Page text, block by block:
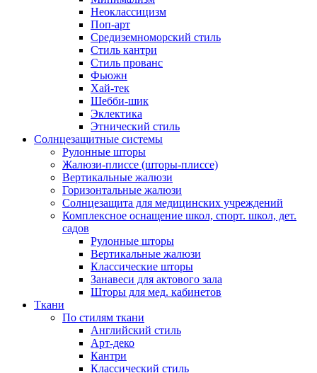
Неоклассицизм
Поп-арт
Средиземноморский стиль
Стиль кантри
Стиль прованс
Фьюжн
Хай-тек
Шебби-шик
Эклектика
Этнический стиль
Солнцезащитные системы
Рулонные шторы
Жалюзи-плиссе (шторы-плиссе)
Вертикальные жалюзи
Горизонтальные жалюзи
Солнцезащита для медицинских учреждений
Комплексное оснащение школ, спорт. школ, дет.
садов
Рулонные шторы
Вертикальные жалюзи
Классические шторы
Занавеси для актового зала
Шторы для мед. кабинетов
Ткани
По стилям ткани
Английский стиль
Арт-деко
Кантри
Классический стиль